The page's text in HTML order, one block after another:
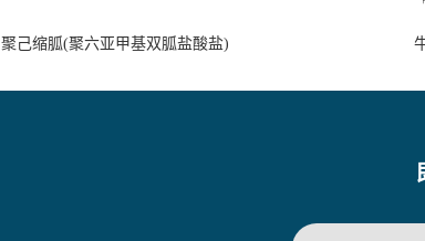
聚己缩胍(聚六亚甲基双胍盐酸盐)